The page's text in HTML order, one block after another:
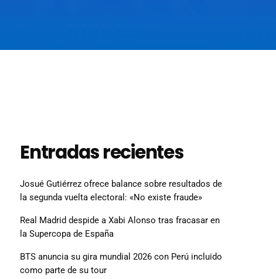
Entradas recientes
Josué Gutiérrez ofrece balance sobre resultados de
la segunda vuelta electoral: «No existe fraude»
Real Madrid despide a Xabi Alonso tras fracasar en
la Supercopa de España
BTS anuncia su gira mundial 2026 con Perú incluido
como parte de su tour